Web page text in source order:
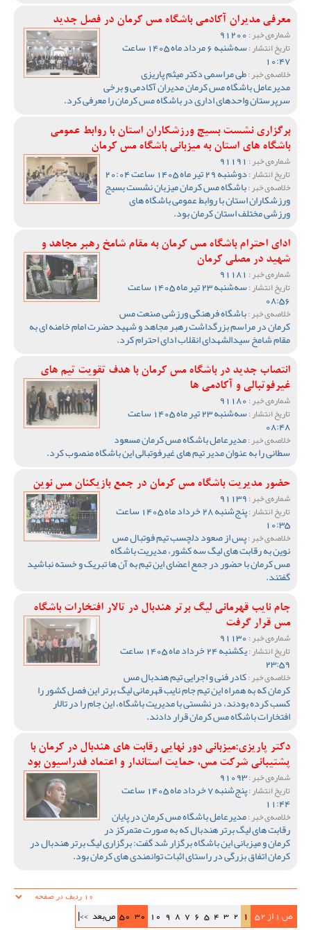
معرفی مدیران آکادمی باشگاه مس کرمان در فصل جدید
شماره‌ی خبر :
تاریخ انتشار : سه‌شنبه 6 مرداد ماه 1405 ساعت
10:47
خلاصه‌ی خبر :طی مراسمی دکتر میثم پاریزی
مدیرعامل باشگاه مس کرمان مدیران آکادمی و برخی
سرپرستان واحدهای اداری در باشگاه مس کرمان را معرفی کرد.
برگزاری نشست بسیج ورزشکاران استان با روابط عمومی
باشگاه های استان به میزبانی باشگاه مس کرمان
شماره‌ی خبر :
تاریخ انتشار :دوشنبه 29 تیر ماه 1405 ساعت 20:04
خلاصه‌ی خبر :باشگاه مس کرمان میزبان نشست بسیج
ورزشکاران استان با روابط عمومی باشگاه های
ورزشی مختلف استان کرمان بود.
ادای احترام باشگاه مس کرمان به مقام شامخ رهبر مجاهد و
شهید در مصلی کرمان
شماره‌ی خبر :
تاریخ انتشار : سه‌شنبه 23 تیر ماه 1405 ساعت
08:56
خلاصه‌ی خبر :باشگاه فرهنگی ورزشی صنعت مس
کرمان در مراسم بزرگداشت رهبر مجاهد و شهید حضرت امام خامنه ای به
مقام شامخ سیدالشهدای انقلاب ادای احترام کرد.
انتصاب جدید در باشگاه مس کرمان با هدف تقویت تیم‌ های
غیرفوتبالی و آکادمی‌ ها
شماره‌ی خبر :
تاریخ انتشار : سه‌شنبه 23 تیر ماه 1405 ساعت
08:48
خلاصه‌ی خبر :مدیرعامل باشگاه مس کرمان مسعود
سطانی را به عنوان مدیر تیم های غیرفوتبالی این باشگاه منصوب کرد.
حضور مدیریت باشگاه مس کرمان در جمع بازیکنان مس نوین
شماره‌ی خبر :
تاریخ انتشار : پنج‌شنبه 28 خرداد ماه 1405 ساعت
10:35
خلاصه‌ی خبر :پس از صعود دلچسب تیم فوتبال مس
نوین به رقابت های لیگ سه کشور، مدیریت باشگاه
مس کرمان با حضور در جمع اعضای این تیم به آن ها تبریک و خسته نباشید
گفتند.
جام نایب قهرمانی لیگ برتر هندبال در تالار افتخارات باشگاه
مس قرار گرفت
شماره‌ی خبر :
تاریخ انتشار : یکشنبه 24 خرداد ماه 1405 ساعت
23:59
خلاصه‌ی خبر :کادر فنی و اجرایی تیم هندبال مس
کرمان که به همراه این تیم جام نایب قهرمانی لیگ برتر این فصل کشور را
کسب کرده بودند، در نشستی با مدیریت باشگاه، این جام را در تالار
افتخارات باشگاه مس کرمان قرار دادند.
دکتر پاریزی:میزبانی دور نهایی رقابت های هندبال در کرمان با
پشتیبانی شرکت مس، حمایت استاندار و اعتماد فدراسیون بود
شماره‌ی خبر :
تاریخ انتشار : پنج‌شنبه 7 خرداد ماه 1405 ساعت
11:44
خلاصه‌ی خبر :مدیرعامل باشگاه مس کرمان در پایان
رقابت های لیگ برتر هندبال که به صورت متمرکز در
کرمان و میزبانی این باشگاه برگزار شد گفت: برگزاری لیگ برتر هندبال در
کرمان اتفاق بزرگی در راستای اثبات توانمندی های کرمان بود.
ص 1 از 52 1
2
3
4
5
6
7
8
9
10
30
50 ص‌بعد >>|